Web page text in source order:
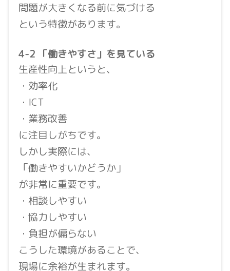
問題が大きくなる前に気づける
という特徴があります。
4-2 「働きやすさ」を見ている
生産性向上というと、
・効率化
・ICT
・業務改善
に注目しがちです。
しかし実際には、
「働きやすいかどうか」
が非常に重要です。
・相談しやすい
・協力しやすい
・負担が偏らない
こうした環境があることで、
現場に余裕が生まれます。